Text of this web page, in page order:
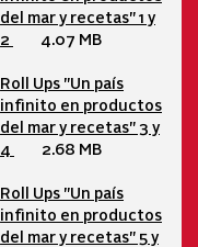
del mar y recetas" 1 y
2
4.07 MB
Roll Ups "Un país
infinito en productos
del mar y recetas" 3 y
4
2.68 MB
Roll Ups "Un país
infinito en productos
del mar y recetas" 5 y